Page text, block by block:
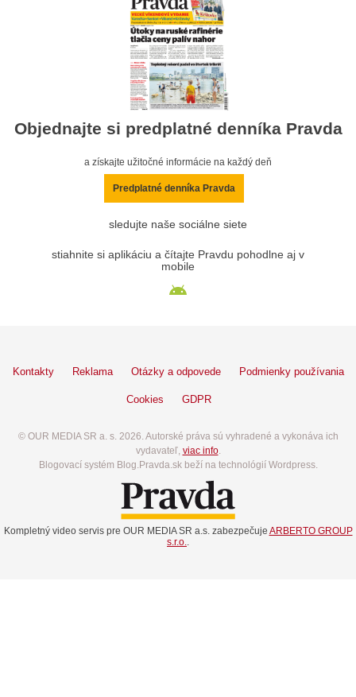
Objednajte si predplatné denníka Pravda
a získajte užitočné informácie na každý deň
Predplatné denníka Pravda
sledujte naše sociálne siete
stiahnite si aplikáciu a čítajte Pravdu pohodlne aj v
mobile
Kontakty Reklama Otázky a odpovede Podmienky používania
Cookies GDPR
© OUR MEDIA SR a. s. 2026. Autorské práva sú vyhradené a vykonáva ich
vydavateľ, viac info.
Blogovací systém Blog.Pravda.sk beží na technológií Wordpress.
Kompletný video servis pre OUR MEDIA SR a.s. zabezpečuje ARBERTO GROUP
s.r.o..